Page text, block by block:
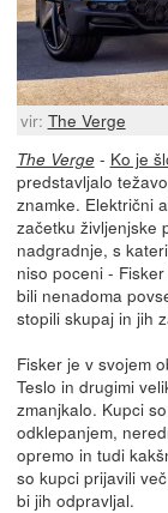
vir: The Verge
The Verge- Ko je
predstavljalo
znamke. Električni
začetku življenjske
nadgradnje, s
niso poceni -
bili nenadoma
stopili skupaj in jih
Fisker je v svojem
Teslo in drugimi
zmanjkalo. Kupci
odklepanjem,
opremo in tudi
so kupci prijavili
bi jih odpravljal.